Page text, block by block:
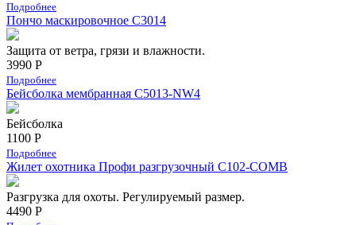
Подробнее
Пончо маскировочное C3014
Защита от ветра, грязи и влажности.
3990 Р
Подробнее
Бейсболка мембранная С5013-NW4
Бейсболка
1100 Р
Подробнее
Жилет охотника Профи разгрузочный C102-COMB
Разгрузка для охоты. Регулируемый размер.
4490 Р